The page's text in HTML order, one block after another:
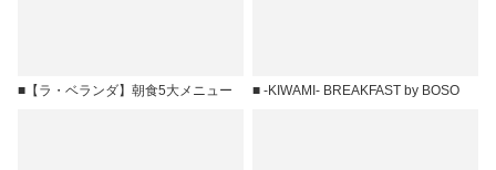
■【ラ・ベランダ】朝食5大メニュー ■ -KIWAMI- BREAKFAST by BOSO